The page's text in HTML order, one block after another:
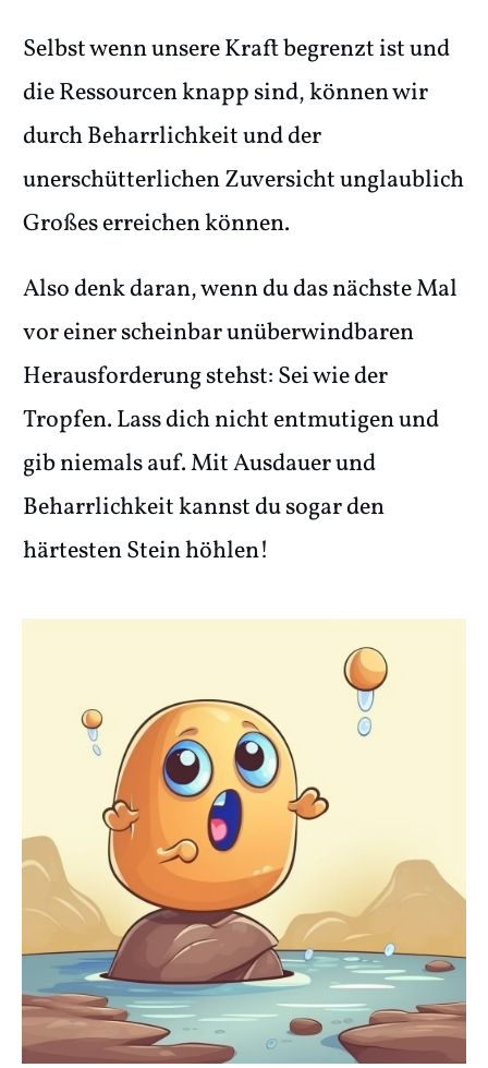
Selbst wenn unsere Kraft begrenzt ist und
die Ressourcen knapp sind, können wir
durch Beharrlichkeit und der
unerschütterlichen Zuversicht unglaublich
Großes erreichen können.
Also denk daran, wenn du das nächste Mal
vor einer scheinbar unüberwindbaren
Herausforderung stehst: Sei wie der
Tropfen. Lass dich nicht entmutigen und
gib niemals auf. Mit Ausdauer und
Beharrlichkeit kannst du sogar den
härtesten Stein höhlen!